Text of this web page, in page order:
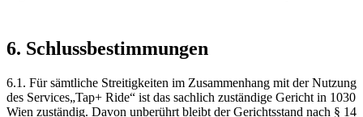
6. Schlussbestimmungen
6.1. Für sämtliche Streitigkeiten im Zusammenhang mit der Nutzung
des Services„Tap+ Ride“ ist das sachlich zuständige Gericht in 1030
Wien zuständig. Davon unberührt bleibt der Gerichtsstand nach § 14